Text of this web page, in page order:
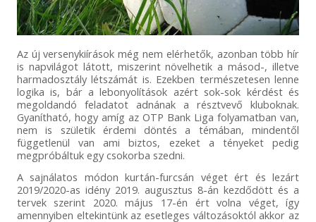
Az új versenykiírások még nem elérhetők, azonban több hír
is napvilágot látott, miszerint növelhetik a másod-, illetve
harmadosztály létszámát is. Ezekben természetesen lenne
logika is, bár a lebonyolítások azért sok-sok kérdést és
megoldandó feladatot adnának a résztvevő kluboknak.
Gyanítható, hogy amíg az OTP Bank Liga folyamatban van,
nem is születik érdemi döntés a témában, mindentől
függetlenül van ami biztos, ezeket a tényeket pedig
megpróbáltuk egy csokorba szedni.
A sajnálatos módon kurtán-furcsán véget ért és lezárt
2019/2020-as idény 2019. augusztus 8-án kezdődött és a
tervek szerint 2020. május 17-én ért volna véget, így
amennyiben eltekintünk az esetleges változásoktól akkor az